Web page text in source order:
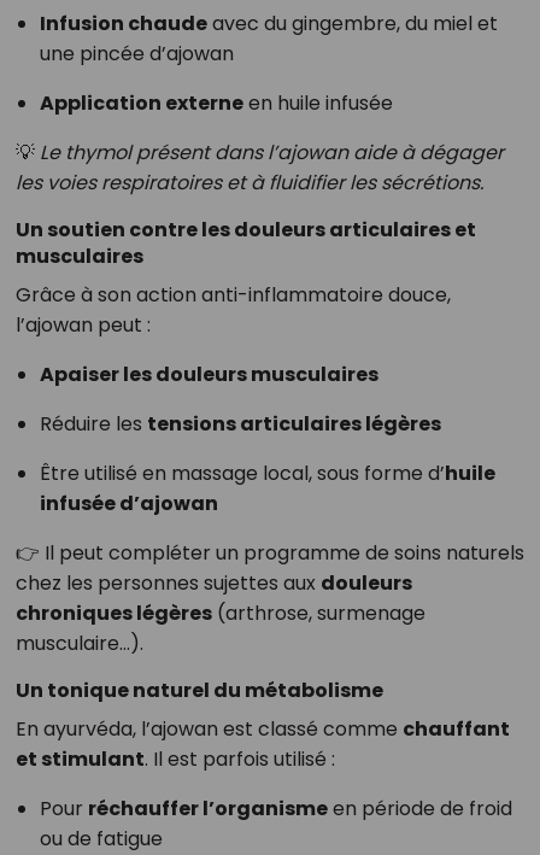
Infusion chaudeavec du gingembre, du miel et
une pincée d’ajowan
Application externeen huile infusée
💡 Le thymol présent dans l’ajowan aide à dégager
les voies respiratoires et à fluidifier les sécrétions.
Un soutien contre les douleurs articulaires et
musculaires
Grâce à son action anti-inflammatoire douce,
l’ajowan peut :
Apaiser les douleurs musculaires
Réduire les tensions articulaires légères
Être utilisé en massage local, sous forme d’huile
infusée d’ajowan
👉 Il peut compléter un programme de soins naturels
chez les personnes sujettes aux douleurs
chroniques légères(arthrose, surmenage
musculaire…).
Un tonique naturel du métabolisme
En ayurvéda, l’ajowan est classé comme chauffant
et stimulant. Il est parfois utilisé :
Pour réchauffer l’organismeen période de froid
ou de fatigue